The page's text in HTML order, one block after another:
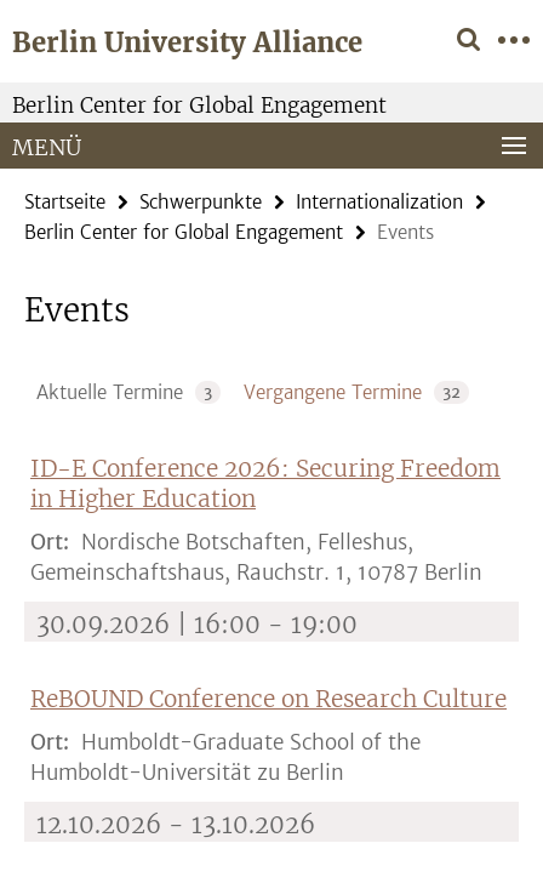
direkt
Inhalt
Berlin University Alliance
Service-
Navigation
Berlin Center for Global Engagement
MENÜ
Startseite Schwerpunkte
Internationalization
Berlin Center for Global Engagement
Events
Events
3
Aktuelle Termine 32
Vergangene Termine
ID-E Conference 2026: Securing Freedom
in Higher Education
Ort: Nordische Botschaften, Felleshus,
Gemeinschaftshaus, Rauchstr. 1, 10787 Berlin
30.09.2026 | 16:00 - 19:00
ReBOUND Conference on Research Culture
Ort: Humboldt-Graduate School of the
Humboldt-Universität zu Berlin
12.10.2026 - 13.10.2026